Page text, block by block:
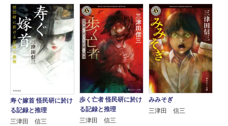
寿ぐ嫁首 怪民研に於け
る記録と推理
三津田 信三
歩く亡者 怪民研に於け
る記録と推理
三津田 信三
みみそぎ
三津田 信三